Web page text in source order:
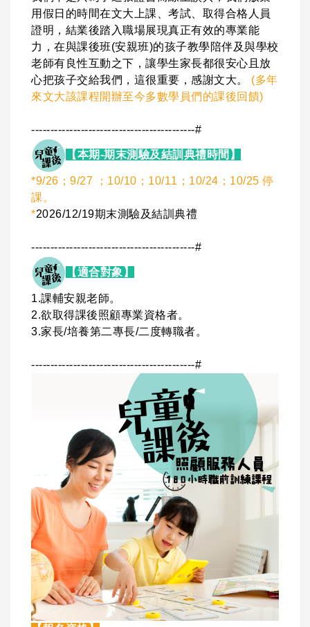
用假日的時間在文大上課、考試、取得合格人員
證明，結業後踏入職場展現真正有效的專業能
力，在與課後班(安親班)的孩子教學陪伴及與學校
老師有良性互動之下，讓學生家長都很安心且放
心把孩子交給我們，這很重要，感謝文大。 (多年
來文大該課程開辦至今多數學員們的課後回饋)
-------------------------------------------#
【本期-期末測驗及結訓典禮時間】
*9/26；9/27 ；10/10；10/11；10/24；10/25 停
課。
*2026/12/19期末測驗及結訓典禮
-------------------------------------------#
【適合對象】
1.課輔安親老師。
2.欲取得課後照顧專業資格者。
3.家長/培養第二專長/二度轉職者。
-------------------------------------------#